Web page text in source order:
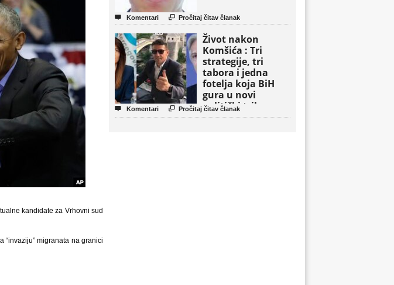
kandidate za Vrhovni sud
“invaziju” migranata na granici
 Komentari  Pročitaj čitav članak
Život nakon
Komšića : Tri
strategije, tri
tabora i jedna
fotelja koja BiH
gura u novi
politički triler
 Komentari  Pročitaj čitav članak